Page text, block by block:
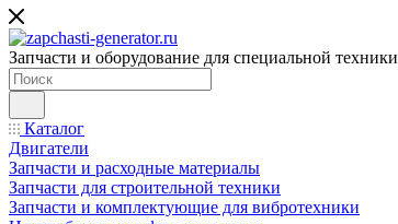
Запчасти и оборудование для специальной техники
Каталог
Двигатели
Запчасти и расходные материалы
Запчасти для строительной техники
Запчасти и комплектующие для вибротехники